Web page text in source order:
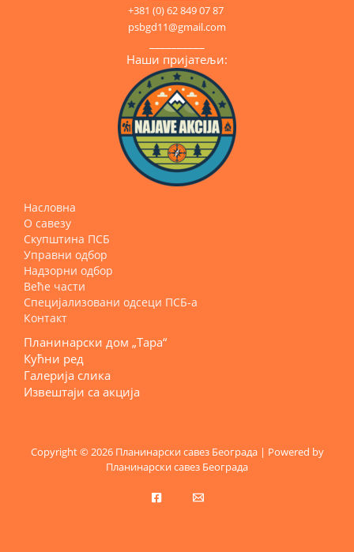
+381 (0) 62 849 07 87
psbgd11@gmail.com
Наши пријатељи:
Насловна
О савезу
Скупштина ПСБ
Управни одбор
Надзорни одбор
Веће части
Специјализовани одсеци ПСБ-а
Контакт
Планинарски дом „Тара“
Кућни ред
Галерија слика
Извештаји са акција
Copyright © 2026 Планинарски савез Београда | Powered by
Планинарски савез Београда